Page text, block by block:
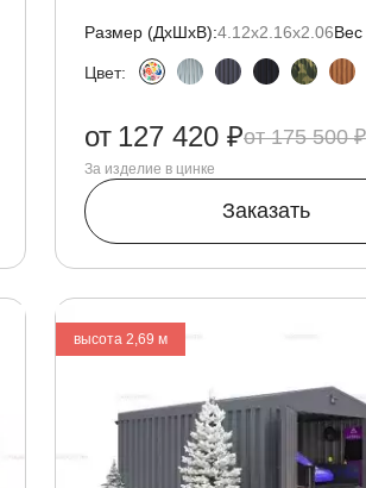
Размер (ДxШxВ):4.12х2.16х2.06Вес
Цвет:
175 500 ₽
от 127 420 ₽
За изделие в цинке
Заказать
высота 2,69 м